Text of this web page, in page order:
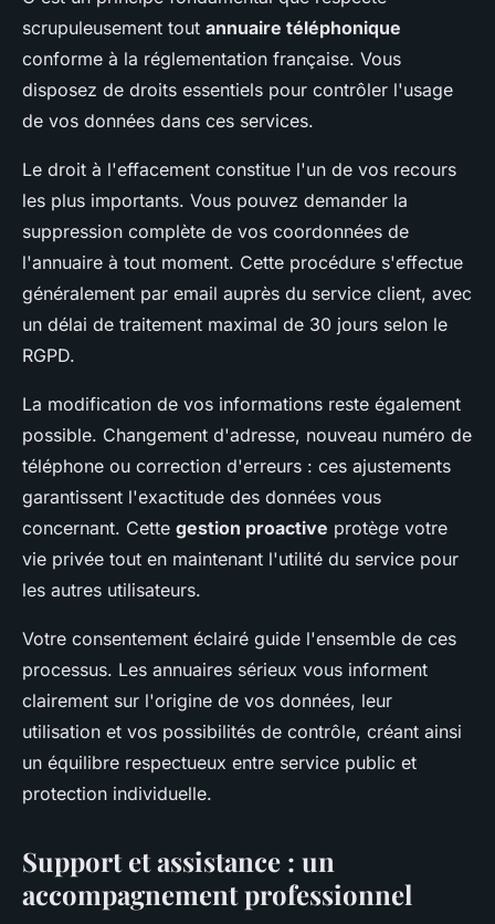
scrupuleusement tout annuaire téléphonique
conforme à la réglementation française. Vous
disposez de droits essentiels pour contrôler l'usage
de vos données dans ces services.
Le droit à l'effacement constitue l'un de vos recours
les plus importants. Vous pouvez demander la
suppression complète de vos coordonnées de
l'annuaire à tout moment. Cette procédure s'effectue
généralement par email auprès du service client, avec
un délai de traitement maximal de 30 jours selon le
RGPD.
La modification de vos informations reste également
possible. Changement d'adresse, nouveau numéro de
téléphone ou correction d'erreurs : ces ajustements
garantissent l'exactitude des données vous
concernant. Cette gestion proactive protège votre
vie privée tout en maintenant l'utilité du service pour
les autres utilisateurs.
Votre consentement éclairé guide l'ensemble de ces
processus. Les annuaires sérieux vous informent
clairement sur l'origine de vos données, leur
utilisation et vos possibilités de contrôle, créant ainsi
un équilibre respectueux entre service public et
protection individuelle.
Support et assistance : un
accompagnement professionnel